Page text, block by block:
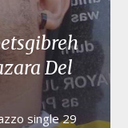
Del
single 29